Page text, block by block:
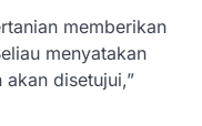
memberikan
menyatakan
akan disetujui,”